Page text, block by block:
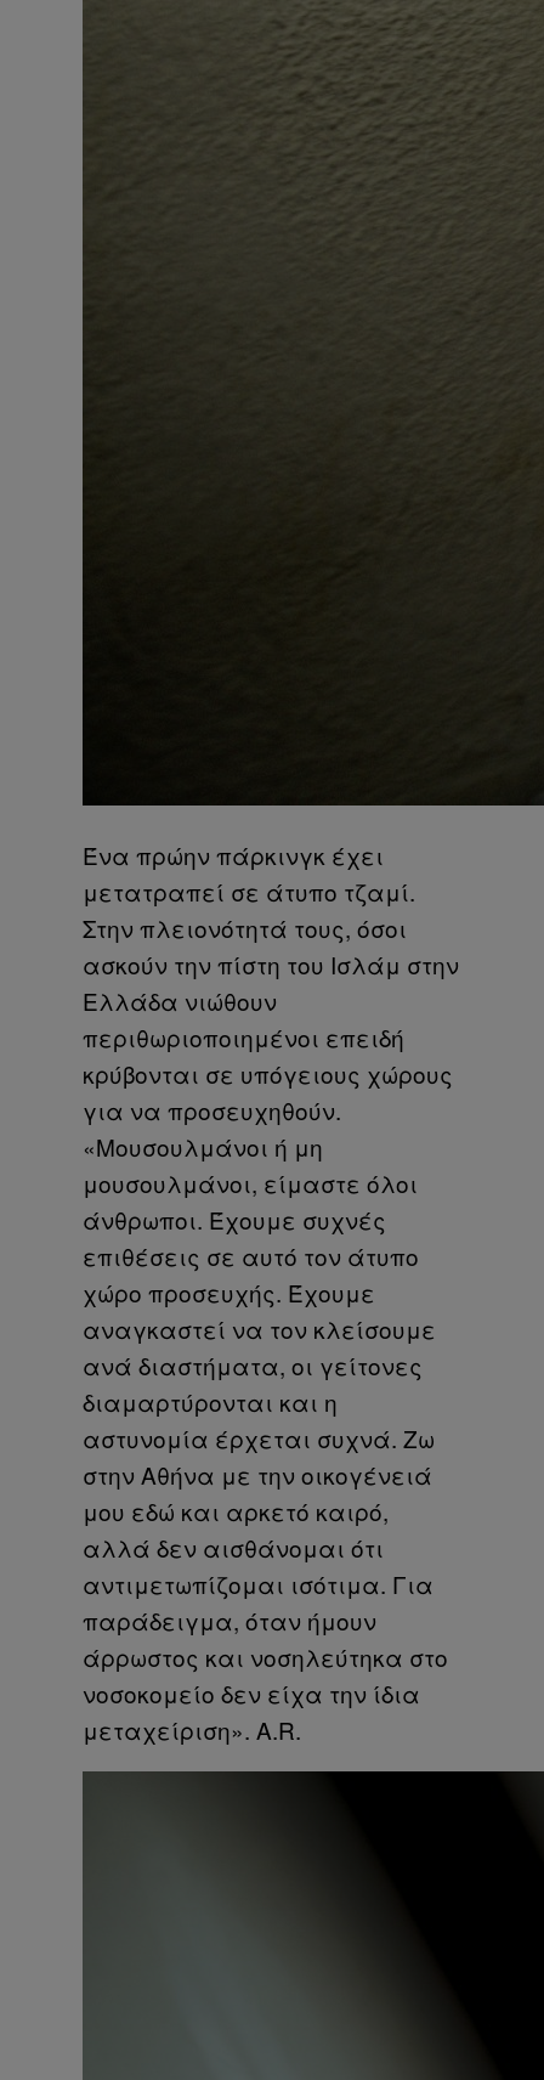
Ένα πρώην πάρκινγκ έχει
μετατραπεί σε άτυπο τζαμί.
Στην πλειονότητά τους, όσοι
ασκούν την πίστη του Ισλάμ στην
Ελλάδα νιώθουν
περιθωριοποιημένοι επειδή
κρύβονται σε υπόγειους χώρους
για να προσευχηθούν.
«Μουσουλμάνοι ή μη
μουσουλμάνοι, είμαστε όλοι
άνθρωποι. Έχουμε συχνές
επιθέσεις σε αυτό τον άτυπο
χώρο προσευχής. Έχουμε
αναγκαστεί να τον κλείσουμε
ανά διαστήματα, οι γείτονες
διαμαρτύρονται και η
αστυνομία έρχεται συχνά. Ζω
στην Αθήνα με την οικογένειά
μου εδώ και αρκετό καιρό,
αλλά δεν αισθάνομαι ότι
αντιμετωπίζομαι ισότιμα. Για
παράδειγμα, όταν ήμουν
άρρωστος και νοσηλεύτηκα στο
νοσοκομείο δεν είχα την ίδια
μεταχείριση». A.R.